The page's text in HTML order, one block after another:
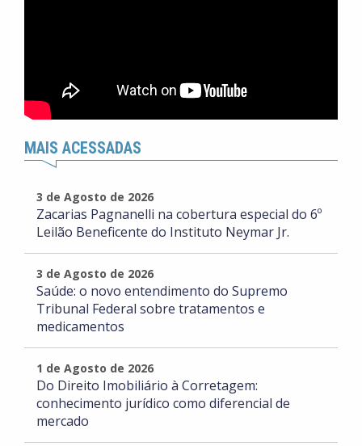
MAIS ACESSADAS
3 de Agosto de 2026
Zacarias Pagnanelli na cobertura especial do 6º
Leilão Beneficente do Instituto Neymar Jr.
3 de Agosto de 2026
Saúde: o novo entendimento do Supremo
Tribunal Federal sobre tratamentos e
medicamentos
1 de Agosto de 2026
Do Direito Imobiliário à Corretagem:
conhecimento jurídico como diferencial de
mercado